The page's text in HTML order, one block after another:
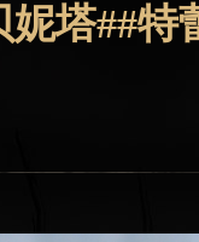
妮塔##特